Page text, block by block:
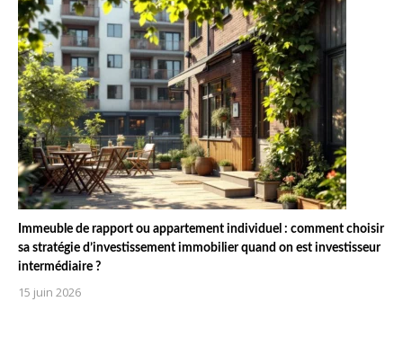
Immeuble de rapport ou appartement individuel : comment choisir
sa stratégie d’investissement immobilier quand on est investisseur
intermédiaire ?
15 juin 2026